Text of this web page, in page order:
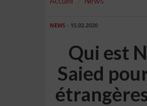
NEWS - 15.02.2020
Qui est
Saied